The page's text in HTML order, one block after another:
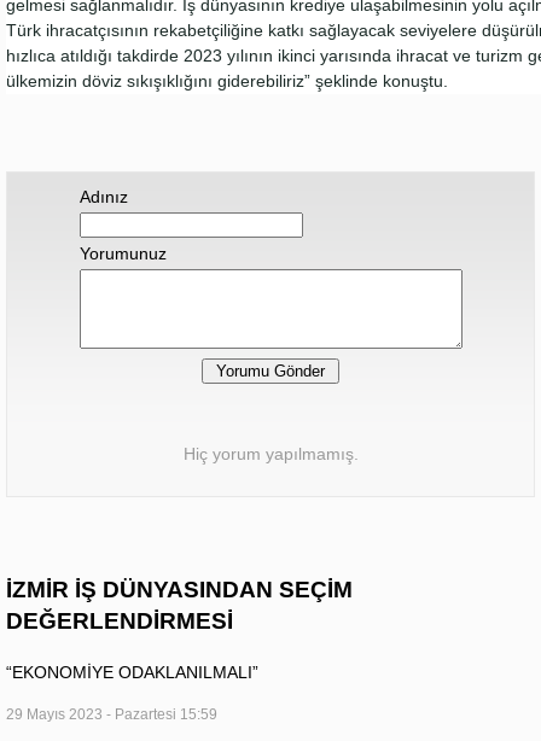
gelmesi sağlanmalıdır. İş dünyasının krediye ulaşabilmesinin yolu
Türk ihracatçısının rekabetçiliğine katkı sağlayacak seviyelere
hızlıca atıldığı takdirde 2023 yılının ikinci yarısında ihracat ve turizm
ülkemizin döviz sıkışıklığını giderebiliriz” şeklinde konuştu.
Adınız
Yorumunuz
Hiç yorum yapılmamış.
İZMİR İŞ DÜNYASINDAN SEÇİM
DEĞERLENDİRMESİ
“EKONOMİYE ODAKLANILMALI”
29 Mayıs 2023 - Pazartesi 15:59